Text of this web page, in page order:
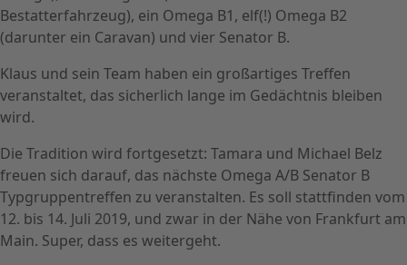
Bestatterfahrzeug), ein Omega B1, elf(!) Omega B2
(darunter ein Caravan) und vier Senator B.
Klaus und sein Team haben ein großartiges Treffen
veranstaltet, das sicherlich lange im Gedächtnis bleiben
wird.
Die Tradition wird fortgesetzt: Tamara und Michael Belz
freuen sich darauf, das nächste Omega A/B Senator B
Typgruppentreffen zu veranstalten. Es soll stattfinden vom
12. bis 14. Juli 2019, und zwar in der Nähe von Frankfurt am
Main. Super, dass es weitergeht.